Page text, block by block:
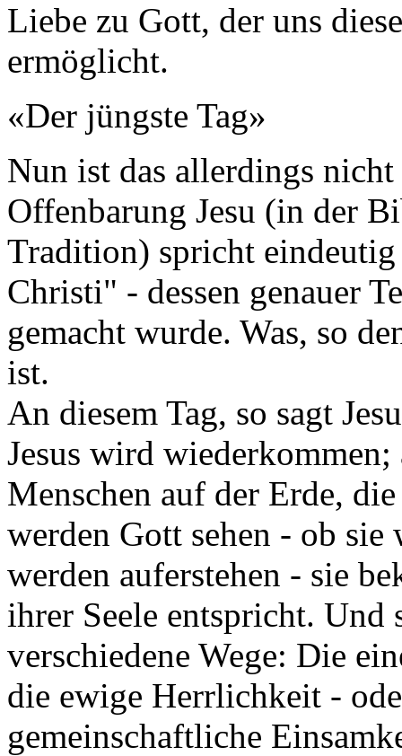
Liebe zu Gott, der uns
ermöglicht.
«Der jüngste Tag»
Nun ist das allerdings
Offenbarung Jesu (in der
Tradition) spricht
Christi" - dessen genauer
gemacht wurde. Was, so
ist.
An diesem Tag, so sagt
Jesus wird
Menschen auf der Erde,
werden Gott sehen - ob
werden auferstehen - sie
ihrer Seele entspricht. Und
verschiedene Wege: Die
die ewige Herrlichkeit -
gemeinschaftliche